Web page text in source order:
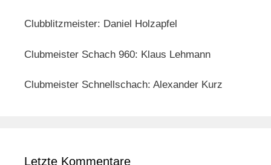
Clubblitzmeister: Daniel Holzapfel
Clubmeister Schach 960: Klaus Lehmann
Clubmeister Schnellschach: Alexander Kurz
Letzte Kommentare